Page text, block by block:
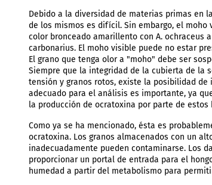
Debido a la diversidad de materias primas en
de los mismos es difícil. Sin embargo, el
color bronceado amarillento con A. ochraceus
carbonarius. El moho visible puede no estar
El grano que tenga olor a "moho" debe ser
Siempre que la integridad de la cubierta de la
tensión y granos rotos, existe la posibilidad
adecuado para el análisis es importante, ya
la producción de ocratoxina por parte de estos
Como ya se ha mencionado, ésta es
ocratoxina. Los granos almacenados con un
inadecuadamente pueden contaminarse. Los
proporcionar un portal de entrada para el
humedad a partir del metabolismo para